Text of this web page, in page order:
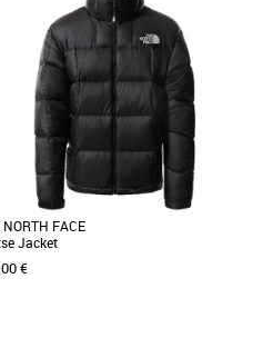
isolée Himalayan The North Face®
reconnaissable entre toutes et se distingue
son matelassage [...]
NORTH FACE
Jacket
€